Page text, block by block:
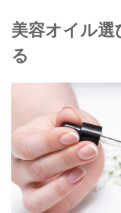
美容オイル選
る